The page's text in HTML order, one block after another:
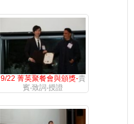
9/22 菁英聚餐會與頒獎-貴
賓‧致詞‧授證